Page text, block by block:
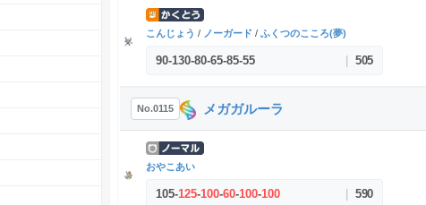
こんじょう / ノーガード / ふくつのこころ(夢)
90-130-80-65-85-55 505
No.0115 メガガルーラ
おやこあい
105-125-100-60-100-100 590